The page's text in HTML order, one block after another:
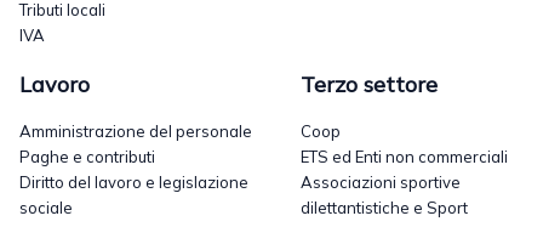
Tributi locali
IVA
Lavoro
Amministrazione del personale
Paghe e contributi
Diritto del lavoro e legislazione
sociale
Terzo settore
Coop
ETS ed Enti non commerciali
Associazioni sportive
dilettantistiche e Sport